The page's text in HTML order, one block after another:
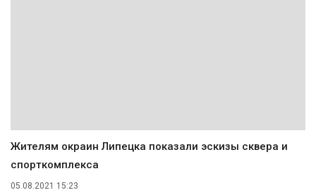
Жителям окраин Липецка показали эскизы сквера и
спорткомплекса
05.08.2021 15:23